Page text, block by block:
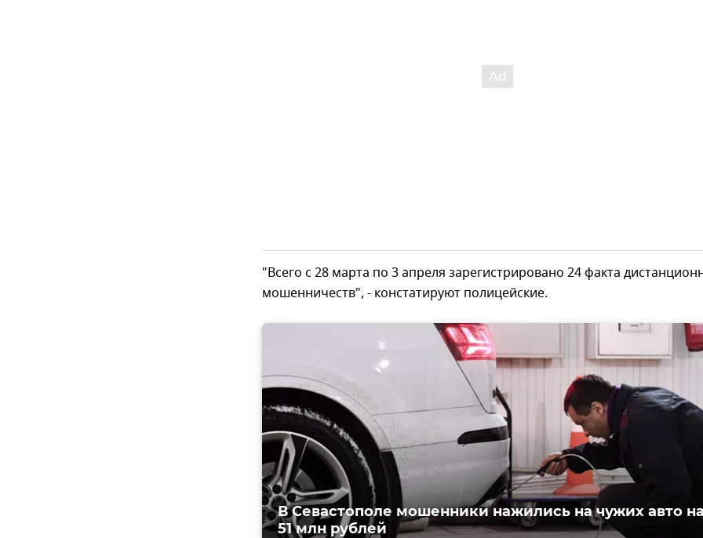
"Всего с 28 марта по 3 апреля зарегистрировано 24 факта
мошенничеств", - констатируют полицейские.
В Севастополе мошенники нажились на чужих авто на
51 млн рублей